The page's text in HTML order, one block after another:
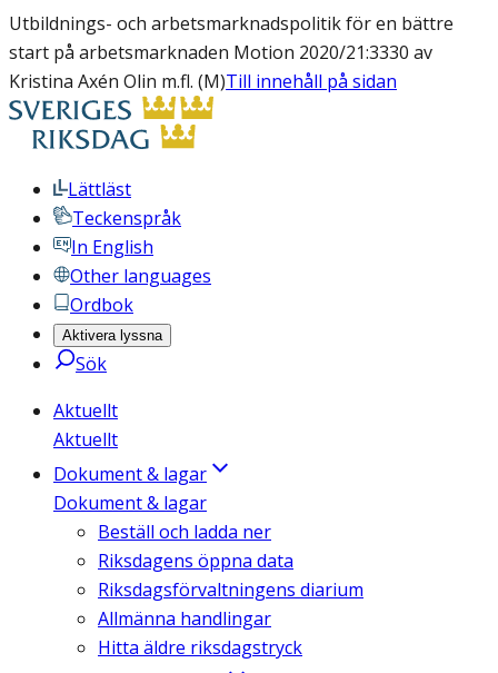
Utbildnings- och arbetsmarknadspolitik för en bättre
start på arbetsmarknaden Motion 2020/21:3330 av
Kristina Axén Olin m.fl. (M)Till innehåll på sidan
Lättläst
Teckenspråk
In English
Other languages
Ordbok
Aktivera lyssna
Sök
Aktuellt
Aktuellt
Dokument & lagar
Dokument & lagar
Beställ och ladda ner
Riksdagens öppna data
Riksdagsförvaltningens diarium
Allmänna handlingar
Hitta äldre riksdagstryck